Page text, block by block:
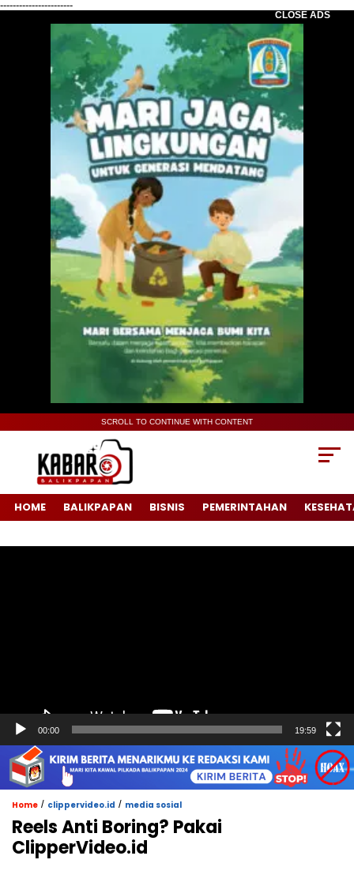
-----------------------
CLOSE ADS
SCROLL TO CONTINUE WITH CONTENT
HOME BALIKPAPAN BISNIS PEMERINTAHAN
00:00 19:59
Home / clippervideo.id / media sosial
Reels Anti Boring? Pakai
ClipperVideo.id